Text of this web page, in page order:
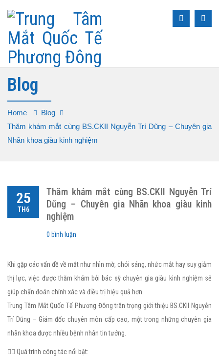
Blog
Home
Blog
Thăm khám mắt cùng BS.CKII Nguyễn Trí Dũng – Chuyên gia
Nhãn khoa giàu kinh nghiệm
25
TH6
Thăm khám mắt cùng BS.CKII Nguyễn Trí
Dũng – Chuyên gia Nhãn khoa giàu kinh
nghiệm
0 bình luận
Khi gặp các vấn đề về mắt như nhìn mờ, chói sáng, nhức mắt hay suy giảm
thị lực, việc được thăm khám bởi bác sỹ chuyên gia giàu kinh nghiệm sẽ
giúp chẩn đoán chính xác và điều trị hiệu quả hơn.
Trung Tâm Mắt Quốc Tế Phương Đông trân trọng giới thiệu BS.CKII Nguyễn
Trí Dũng – Giám đốc chuyên môn cấp cao, một trong những chuyên gia
nhãn khoa được nhiều bệnh nhân tin tưởng.
👨‍⚕️ Quá trình công tác nổi bật: